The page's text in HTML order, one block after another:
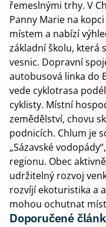
řemeslnými trhy. V
Panny Marie na
místem a nabízí
základní školu, která
vesnic. Dopravní
autobusová linka do
vede cyklotrasa
cyklisty. Místní
zemědělství, chovu
podnicích. Chlum je
„Sázavské
regionu. Obec
udržitelný rozvoj
rozvíjí ekoturistika a
mohou ochutnat
Doporučené